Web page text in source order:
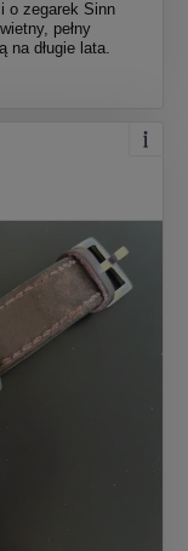
o zegarek Sinn
pełny
na długie lata.